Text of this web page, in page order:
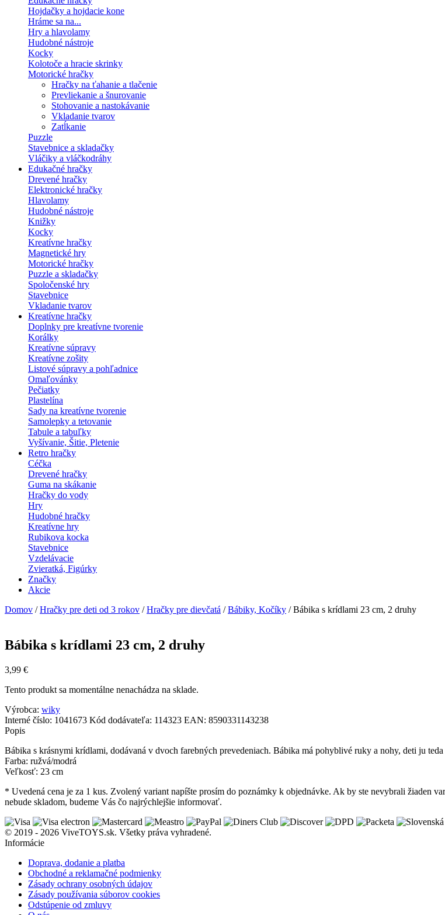
Hojdačky a hojdacie kone
Hráme sa na...
Hry a hlavolamy
Hudobné nástroje
Kocky
Kolotoče a hracie skrinky
Motorické hračky
Hračky na ťahanie a tlačenie
Prevliekanie a šnurovanie
Stohovanie a nastokávanie
Vkladanie tvarov
Zatĺkanie
Puzzle
Stavebnice a skladačky
Vláčiky a vláčkodráhy
Edukačné hračky
Drevené hračky
Elektronické hračky
Hlavolamy
Hudobné nástroje
Knižky
Kocky
Kreatívne hračky
Magnetické hry
Motorické hračky
Puzzle a skladačky
Spoločenské hry
Stavebnice
Vkladanie tvarov
Kreatívne hračky
Doplnky pre kreatívne tvorenie
Korálky
Kreatívne súpravy
Kreatívne zošity
Listové súpravy a pohľadnice
Omaľovánky
Pečiatky
Plastelína
Sady na kreatívne tvorenie
Samolepky a tetovanie
Tabule a tabuľky
Vyšívanie, Šitie, Pletenie
Retro hračky
Céčka
Drevené hračky
Guma na skákanie
Hračky do vody
Hry
Hudobné hračky
Kreatívne hry
Rubikova kocka
Stavebnice
Vzdelávacie
Zvieratká, Figúrky
Značky
Akcie
Domov /Hračky pre deti od 3 rokov /Hračky pre dievčatá /Bábiky, Kočíky / Bábika s krídlami 23 cm, 2 druhy
Bábika s krídlami 23 cm, 2 druhy
3,99 €
Tento produkt sa momentálne nenachádza na sklade.
Výrobca: wiky
Interné číslo: 1041673 Kód dodávateľa: 114323 EAN: 8590331143238
Popis
Bábika s krásnymi krídlami, dodávaná v dvoch farebných prevedeniach. Bábika má pohyblivé ruky a nohy, deti ju
Farba: ružvá/modrá
Veľkosť: 23 cm
* Uvedená cena je za 1 kus. Zvolený variant napíšte prosím do poznámky k objednávke. Ak by ste nevybrali žiaden
nebude skladom, budeme Vás čo najrýchlejšie informovať.
© 2019 - 2026 ViveTOYS.sk. Všetky práva vyhradené.
Informácie
Doprava, dodanie a platba
Obchodné a reklamačné podmienky
Zásady ochrany osobných údajov
Zásady používania súborov cookies
Odstúpenie od zmluvy